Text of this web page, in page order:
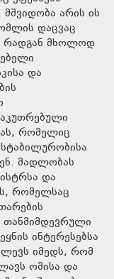
არის ის
დაცვაც
რადგან მხოლოდ
და
რომელიც
მადლობას
და
რომელსაც
ინტერესებსა
იმედს, რომ
ომისა და